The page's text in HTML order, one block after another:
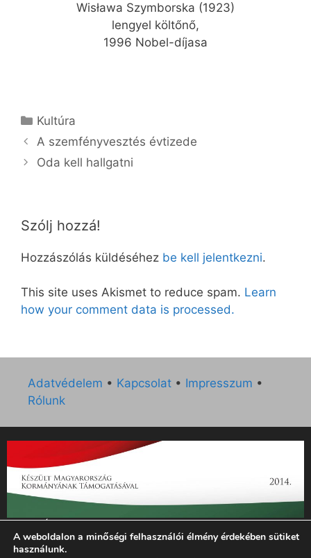
Wisława Szymborska (1923)
lengyel költőnő,
1996 Nobel-díjasa
Kategória
Kultúra
A szemfényvesztés évtizede
Oda kell hallgatni
Szólj hozzá!
Hozzászólás küldéséhez be kell jelentkezni.
This site uses Akismet to reduce spam. Learn
how your comment data is processed.
Adatvédelem • Kapcsolat • Impresszum •
Rólunk
„Az Új Ember katolikus hetilap 2014. évi működésének
támogatását az EGYH-KCP-14-P-0121 sz. támogatási
szerződés keretében 3 000 000 Ft összegben támogatta az
A weboldalon a minőségi felhasználói élmény érdekében sütiket
használunk.